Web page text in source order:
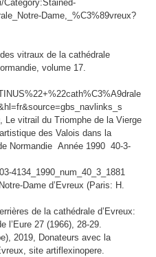
Category:Stained-
Dame,_%C3%89vreux?
vitraux de la cathédrale
volume 17.
Le vitrail du Triomphe de la Vierge
des Valois dans la
Normandie Année 1990 40-3-
4134_1990_num_40_3_1881
Dame d’Evreux (Paris: H.
de la cathédrale d’Evreux:
l’Eure 27 (1966), 28-29.
2019, Donateurs avec la
site artiflexinopere.